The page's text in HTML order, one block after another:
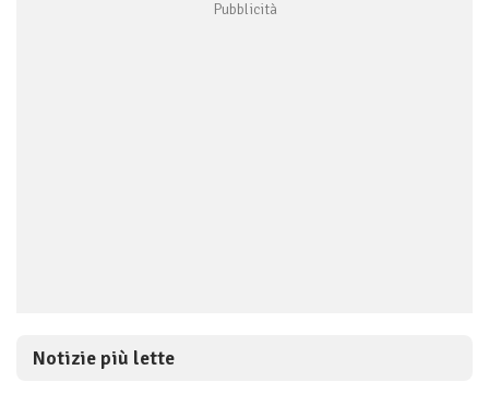
Notizie più lette